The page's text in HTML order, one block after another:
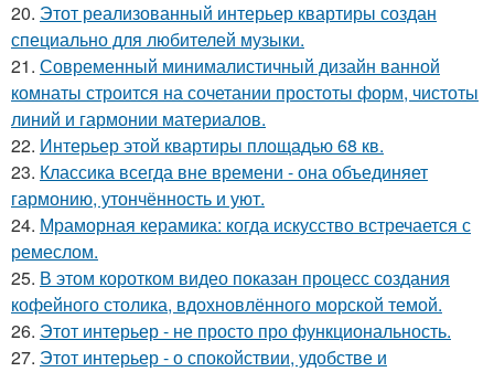
20. Этот реализованный интерьер квартиры создан
специально для любителей музыки.
21. Современный минималистичный дизайн ванной
комнаты строится на сочетании простоты форм, чистоты
линий и гармонии материалов.
22. Интерьер этой квартиры площадью 68 кв.
23. Классика всегда вне времени - она объединяет
гармонию, утончённость и уют.
24. Мраморная керамика: когда искусство встречается с
ремеслом.
25. В этом коротком видео показан процесс создания
кофейного столика, вдохновлённого морской темой.
26. Этот интерьер - не просто про функциональность.
27. Этот интерьер - о спокойствии, удобстве и